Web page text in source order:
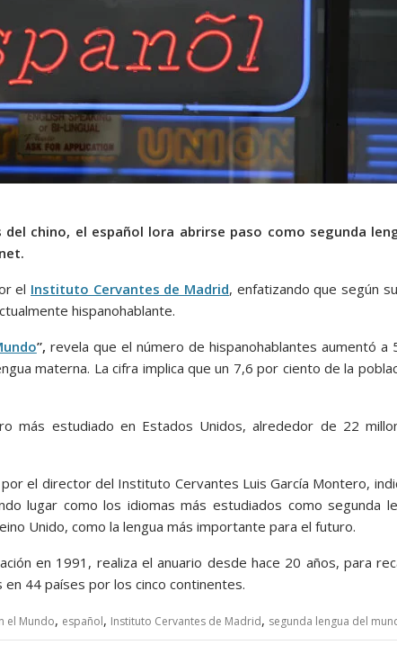
del chino, el español lora abrirse paso como segunda
el Instituto Cervantes de Madrid, enfatizando que según
hispanohablante.
”, revela que el número de hispanohablantes aumentó a
materna. La cifra implica que un 7,6 por ciento de la
más estudiado en Estados Unidos, alrededor de 22
el director del Instituto Cervantes Luis García Montero,
lugar como los idiomas más estudiados como segunda
Unido, como la lengua más importante para el futuro.
en 1991, realiza el anuario desde hace 20 años, para
44 países por los cinco continentes.
el Mundo, español, Instituto Cervantes de Madrid, segunda lengua del